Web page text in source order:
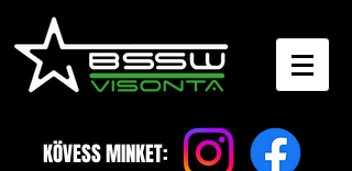
KÖVESS MINKET: